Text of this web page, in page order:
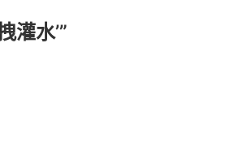
灌水’”